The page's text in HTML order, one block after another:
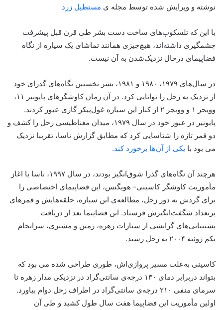
نوشته و ویرایش شده توسط مجله ی مستطیل زرد
با این که تلسکوپ‌های ساخت دست بشر طی قرن قبل پیشرفت
چشمگیری داشته‌اند، هیچ‌چیزی همانند تماشای یک سیاره از نگاه
فضاپیمای درحال نزدیک‌شدن به آن نیست.
در سال‌های ۱۹۷۹، ۱۹۸۰ و ۱۹۸۱، بشر نخستین نگاه‌های گذرای خود
از نزدیک به زحل را توانایی کرد. در آن زمان کاوشگرهای پایونیر ۱۱،
وویجر ۱ و وویجر ۲ از کنار این سیاره غول‌پیکر گازی عبور کردند.
پایونیر در عبور خود در سال ۱۹۷۹، میدان مغناطیسی زحل را کشف و
دو قمر تازه را شناسایی کرد که مطابق گزارش ناسا، تقریبا نزدیک
می بود با یکی از آن‌ها برخورد کند.
هرچند آن نگاه‌های گذرا شوق‌انگیز بودند، در سال ۱۹۹۷، ناسا با اغاز
مأموریت کاوشگر کاسینی- هویگنس، این فضاپیمای اختصاصی را
برای گردش به دور زحل، مطالعه‌ی این سیاره، حلقه‌هایش و قمرهای
پرتعداد شگفت‌انگیزش فرستاد. این فضاپیما بعد از دریافت
پشتیبانی‌های گرانشی از سیارات زهره، زمین و مشتری، سرانجام
یکم ژوئیه ۲۰۰۴ به زحل رسید.
کاسینی به‌علت مسیر پروازی‌اش، طوری طراحی شده می بود که
بتواند دربرابر دمای ۱۳۰ درجه‌ی سانتی‌گراد در نزدیکی مدار زهره تا
سرمای منفی ۲۱۰ درجه‌ی سانتی‌گراد در اطراف زحل دوام بیاورد.
اولین مأموریت این فضاپیما هفت سال طول کشید و طی آن